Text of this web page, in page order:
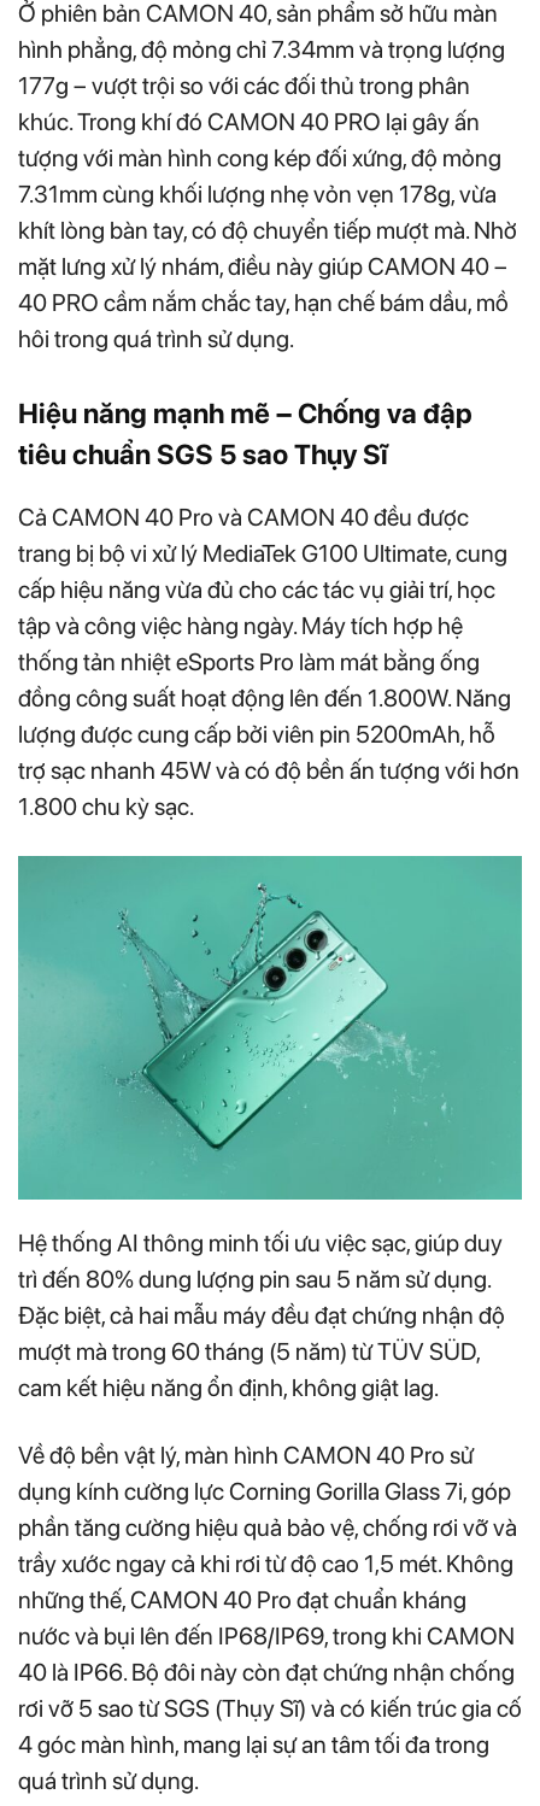
Ở phiên bản CAMON 40, sản phẩm sở hữu màn
hình phẳng, độ mỏng chỉ 7.34mm và trọng lượng
177g – vượt trội so với các đối thủ trong phân
khúc. Trong khí đó CAMON 40 PRO lại gây ấn
tượng với màn hình cong kép đối xứng, độ mỏng
7.31mm cùng khối lượng nhẹ vỏn vẹn 178g, vừa
khít lòng bàn tay, có độ chuyển tiếp mượt mà. Nhờ
mặt lưng xử lý nhám, điều này giúp CAMON 40 –
40 PRO cầm nắm chắc tay, hạn chế bám dầu, mồ
hôi trong quá trình sử dụng.
Hiệu năng mạnh mẽ – Chống va đập
tiêu chuẩn SGS 5 sao Thụy Sĩ
Cả CAMON 40 Pro và CAMON 40 đều được
trang bị bộ vi xử lý MediaTek G100 Ultimate, cung
cấp hiệu năng vừa đủ cho các tác vụ giải trí, học
tập và công việc hàng ngày. Máy tích hợp hệ
thống tản nhiệt eSports Pro làm mát bằng ống
đồng công suất hoạt động lên đến 1.800W. Năng
lượng được cung cấp bởi viên pin 5200mAh, hỗ
trợ sạc nhanh 45W và có độ bền ấn tượng với hơn
1.800 chu kỳ sạc.
Hệ thống AI thông minh tối ưu việc sạc, giúp duy
trì đến 80% dung lượng pin sau 5 năm sử dụng.
Đặc biệt, cả hai mẫu máy đều đạt chứng nhận độ
mượt mà trong 60 tháng (5 năm) từ TÜV SÜD,
cam kết hiệu năng ổn định, không giật lag.
Về độ bền vật lý, màn hình CAMON 40 Pro sử
dụng kính cường lực Corning Gorilla Glass 7i, góp
phần tăng cường hiệu quả bảo vệ, chống rơi vỡ và
trầy xước ngay cả khi rơi từ độ cao 1,5 mét. Không
những thế, CAMON 40 Pro đạt chuẩn kháng
nước và bụi lên đến IP68/IP69, trong khi CAMON
40 là IP66. Bộ đôi này còn đạt chứng nhận chống
rơi vỡ 5 sao từ SGS (Thụy Sĩ) và có kiến trúc gia cố
4 góc màn hình, mang lại sự an tâm tối đa trong
quá trình sử dụng.